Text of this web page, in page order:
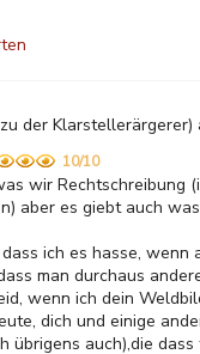
der Klarstellerärgerer)
10/10
wir Rechtschreibung
aber es giebt auch
ich es hasse, wenn
man durchaus
wenn ich dein
dich und einige
übrigens auch),die